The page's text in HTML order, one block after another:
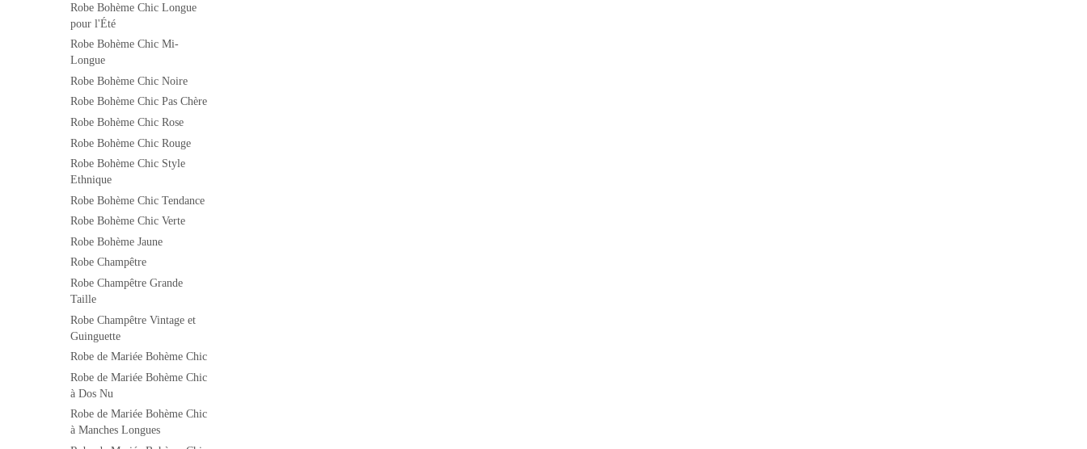
Robe Bohème Chic Longue
pour l'Été
Robe Bohème Chic Mi-
Longue
Robe Bohème Chic Noire
Robe Bohème Chic Pas Chère
Robe Bohème Chic Rose
Robe Bohème Chic Rouge
Robe Bohème Chic Style
Ethnique
Robe Bohème Chic Tendance
Robe Bohème Chic Verte
Robe Bohème Jaune
Robe Champêtre
Robe Champêtre Grande
Taille
Robe Champêtre Vintage et
Guinguette
Robe de Mariée Bohème Chic
Robe de Mariée Bohème Chic
à Dos Nu
Robe de Mariée Bohème Chic
à Manches Longues